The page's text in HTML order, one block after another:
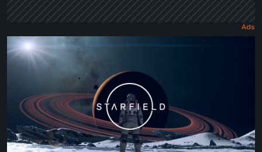
Starfield
–
Svelata
durata
della
Quest